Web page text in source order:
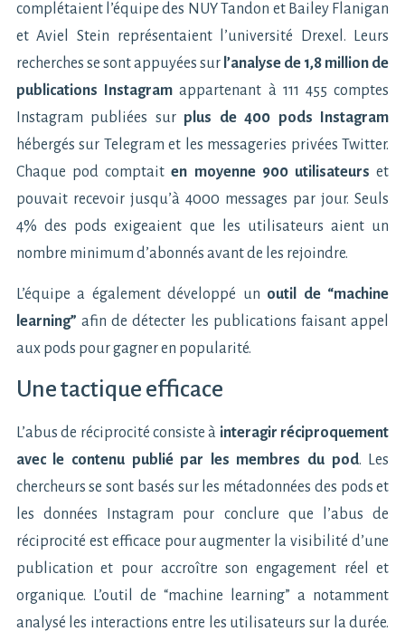
complétaient l’équipe des NUY Tandon et Bailey Flanigan
et Aviel Stein représentaient l’université Drexel. Leurs
recherches se sont appuyées sur l’analyse de 1,8 million de
publications Instagramappartenant à 111 455 comptes
Instagram publiées sur plus de 400 pods Instagram
hébergés sur Telegram et les messageries privées Twitter.
Chaque pod comptaiten moyenne 900 utilisateurs et
pouvait recevoir jusqu’à 4000 messages par jour. Seuls
4% des pods exigeaient que les utilisateurs aient un
nombre minimum d’abonnés avant de les rejoindre.
L’équipe a également développé un outil de “machine
learning” afin de détecter les publications faisant appel
aux pods pour gagner en popularité.
Une tactique efficace
L’abus de réciprocité consiste à interagir réciproquement
avec le contenu publié par les membres du pod. Les
chercheurs se sont basés sur les métadonnées des pods et
les données Instagram pour conclure que l’abus de
réciprocité est efficace pour augmenter la visibilité d’une
publication et pour accroître son engagement réel et
organique. L’outil de “machine learning” a notamment
analysé les interactions entre les utilisateurs sur la durée.